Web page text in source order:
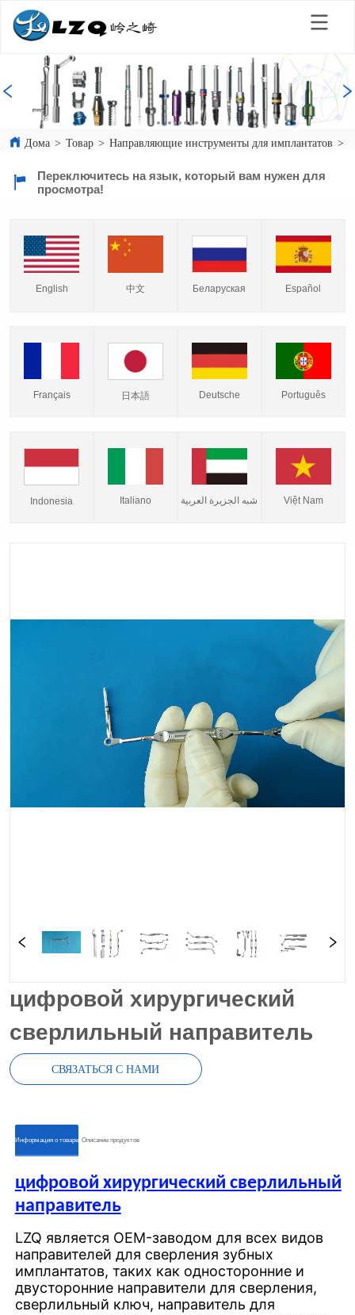
Дома > Товар > Направляющие инструменты для имплантатов >
Переключитесь на язык, который вам нужен для
просмотра!
English 中文 Беларуская Español
Français 日本語 Deutsche Português
Indonesia Italiano شبه الجزيرة العربية Việt Nam
цифровой хирургический
сверлильный направитель
СВЯЗАТЬСЯ С НАМИ
ㅤㅤИнформация о товареㅤㅤ ㅤㅤОписание продуктовㅤㅤ